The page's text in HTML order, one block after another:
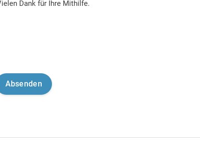
Dank für Ihre Mithilfe.